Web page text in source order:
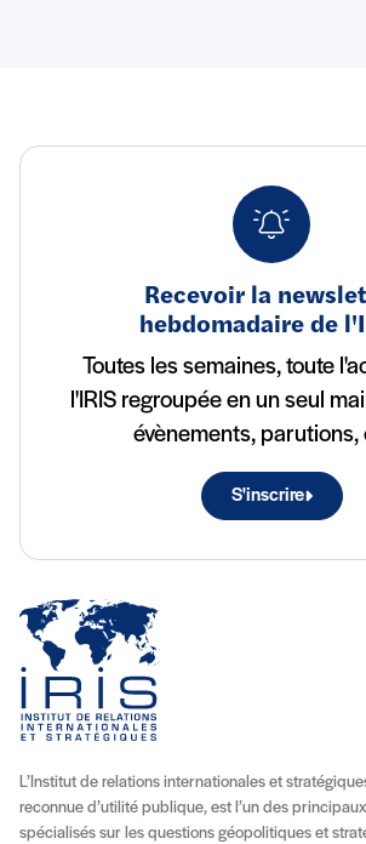
Recevoir la
hebdomadaire de
Toutes les semaines, toute
l'IRIS regroupée en un seul
évènements, parutions,
S'inscrire
L’Institut de relations internationales et
reconnue d’utilité publique, est l’un des
spécialisés sur les questions géopolitiques et